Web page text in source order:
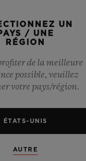
UN
/ UNE
RÉGION
de la meilleure
possible, veuillez
votre pays/région.
ÉTATS-UNIS
AUTRE